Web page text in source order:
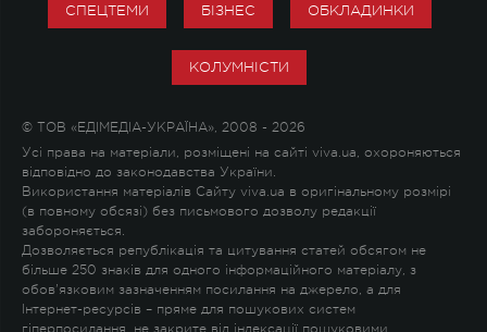
СПЕЦТЕМИ БІЗНЕС ОБКЛАДИНКИ
КОЛУМНІСТИ
© ТОВ «ЕДІМЕДІА-УКРАЇНА», 2008 - 2026
Усі права на матеріали, розміщені на сайті viva.ua, охороняються
відповідно до законодавства України.
Використання матеріалів Сайту viva.ua в оригінальному розмірі
(в повному обсязі) без письмового дозволу редакції
забороняється.
Дозволяється републікація та цитування статей обсягом не
більше 250 знаків для одного інформаційного матеріалу, з
обов'язковим зазначенням посилання на джерело, а для
Інтернет-ресурсів – пряме для пошукових систем
гіперпосилання, не закрите від індексації пошуковими